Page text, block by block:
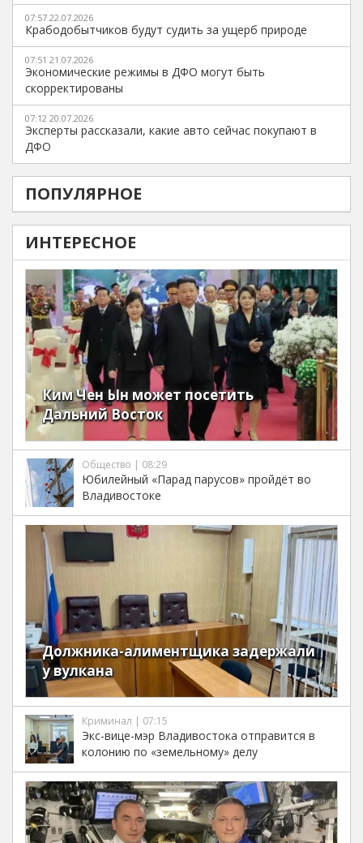
07:57 22.07.2026
Крабодобытчиков будут судить за ущерб природе
07:51 21.07.2026
Экономические режимы в ДФО могут быть
скорректированы
07:12 20.07.2026
Эксперты рассказали, какие авто сейчас покупают в
ДФО
ПОПУЛЯРНОЕ
ИНТЕРЕСНОЕ
Ким Чен Ын может посетить
Дальний Восток
Общество | 08:29
Юбилейный «Парад парусов» пройдёт во
Владивостоке
Должника-алиментщика задержали
у вулкана
Криминал | 07:15
Экс-вице-мэр Владивостока отправится в
колонию по «земельному» делу